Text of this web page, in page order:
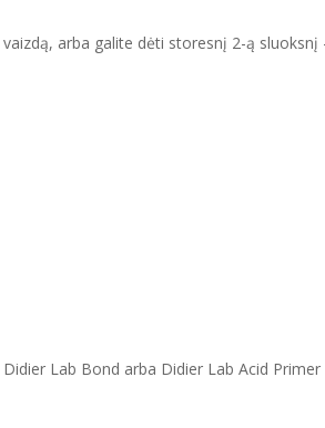
arba galite dėti storesnį 2-ą
Lab Bond arba Didier Lab Acid